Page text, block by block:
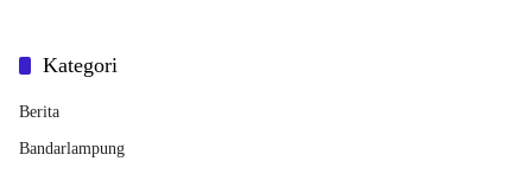
Kategori
Berita
Bandarlampung